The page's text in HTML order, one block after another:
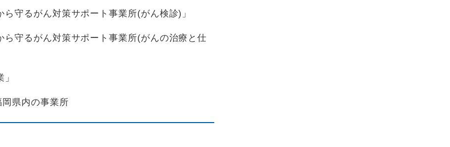
るがん対策サポート事業所(がん検診)」
るがん対策サポート事業所(がんの治療と仕
県内の事業所